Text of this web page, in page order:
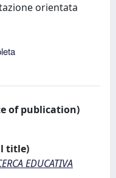
orientata
of publication)
title)
EDUCATIVA